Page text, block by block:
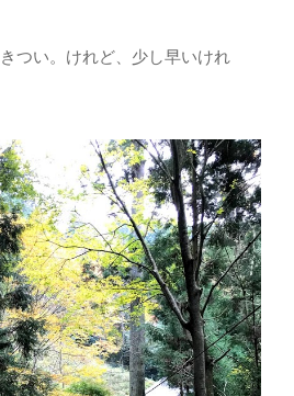
つい。けれど、少し早いけれ